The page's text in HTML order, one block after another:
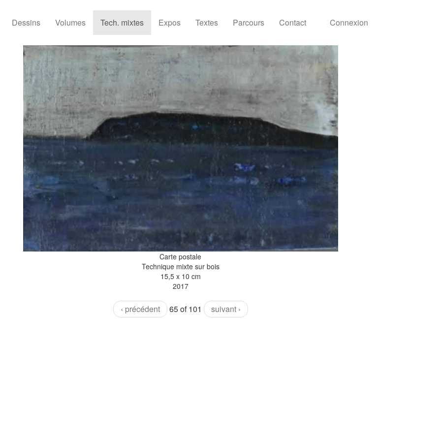
Dessins Volumes Tech. mixtes Expos Textes Parcours Contact Connexion
Carte postale
Technique mixte sur bois
15,5 x 10 cm
2017
‹ précédent 65 of 101 suivant ›